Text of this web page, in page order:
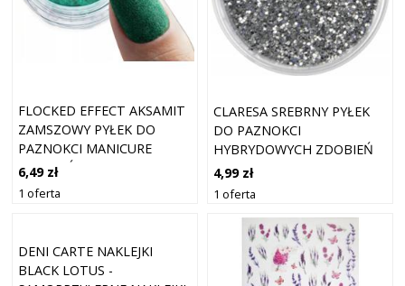
FLOCKED EFFECT AKSAMIT
ZAMSZOWY PYŁEK DO
PAZNOKCI MANICURE
ZDOBIEŃ SZMARAGD
6,49 zł
1 oferta
CLARESA SREBRNY PYŁEK
DO PAZNOKCI
HYBRYDOWYCH ZDOBIEŃ
QUARTZ 6 DARK SILVER
4,99 zł
1 oferta
DENI CARTE NAKLEJKI
BLACK LOTUS -